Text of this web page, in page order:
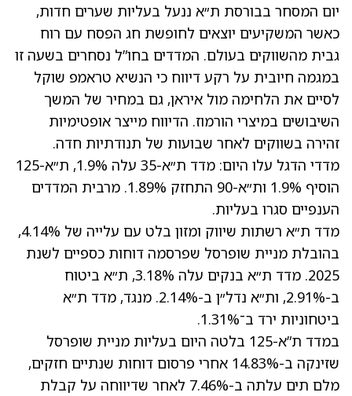
יום המסחר בבורסת ת״א ננעל בעליות שערים חדות,
כאשר המשקיעים יוצאים לחופשת חג הפסח עם רוח
גבית מהשווקים בעולם. המדדים בחו”ל נסחרים בשעה זו
במגמה חיובית על רקע דיווח כי הנשיא טראמפ שוקל
לסיים את הלחימה מול איראן, גם במחיר של המשך
השיבושים במיצרי הורמוז. הדיווח מייצר אופטימיות
זהירה בשווקים לאחר שבועות של תנודתיות חדה.
מדדי הדגל עלו היום: מדד ת״א-35 עלה 1.9%, ת״א-125
הוסיף 1.9% ות״א-90 התחזק 1.89%. מרבית המדדים
הענפיים סגרו בעליות.
מדד ת״א רשתות שיווק ומזון בלט עם עלייה של 4.14%,
בהובלת מניית שופרסל שפרסמה דוחות כספיים לשנת
2025. מדד ת״א בנקים עלה 3.18%, ת״א ביטוח
ב-2.91%, ות״א נדל״ן ב-2.14%. מנגד, מדד ת״א
ביטחוניות ירד ב־1.31%.
במדד ת”א-125 בלטה היום בעליות מניית שופרסל
שזינקה ב-14.83% אחרי פרסום דוחות שנתיים חזקים,
מלם תים עלתה ב-7.46% לאחר שדיווחה על קבלת